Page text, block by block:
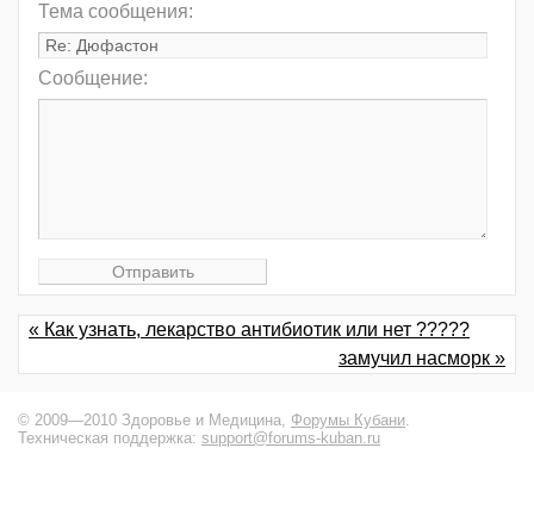
Тема сообщения:
Сообщение:
« Как узнать, лекарство антибиотик или нет ?????
замучил насморк »
© 2009—2010 Здоровье и Медицина, Форумы Кубани.
Техническая поддержка: support@forums-kuban.ru